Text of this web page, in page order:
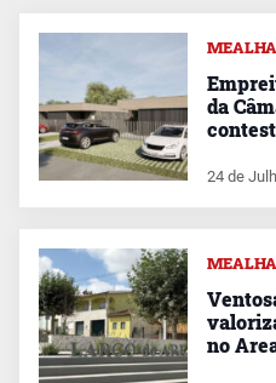
da
24 de
no